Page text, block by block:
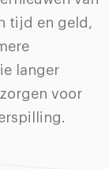
tijd en geld,
langer
voor